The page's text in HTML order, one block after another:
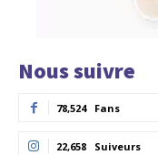
Nous suivre
78,524 Fans
22,658 Suiveurs